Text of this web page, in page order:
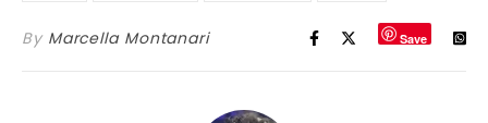
By Marcella Montanari Save